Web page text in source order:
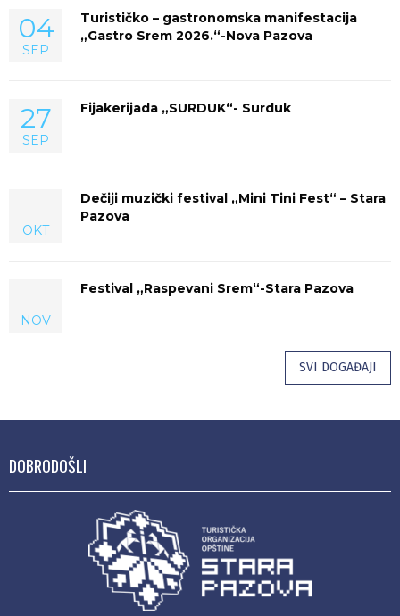
04
SEP
Turističko – gastronomska manifestacija
„Gastro Srem 2026.“-Nova Pazova
27
SEP
Fijakerijada „SURDUK“- Surduk
OKT
Dečiji muzički festival „Mini Tini Fest“ – Stara
Pazova
NOV
Festival „Raspevani Srem“-Stara Pazova
SVI DOGAĐAJI
DOBRODOŠLI